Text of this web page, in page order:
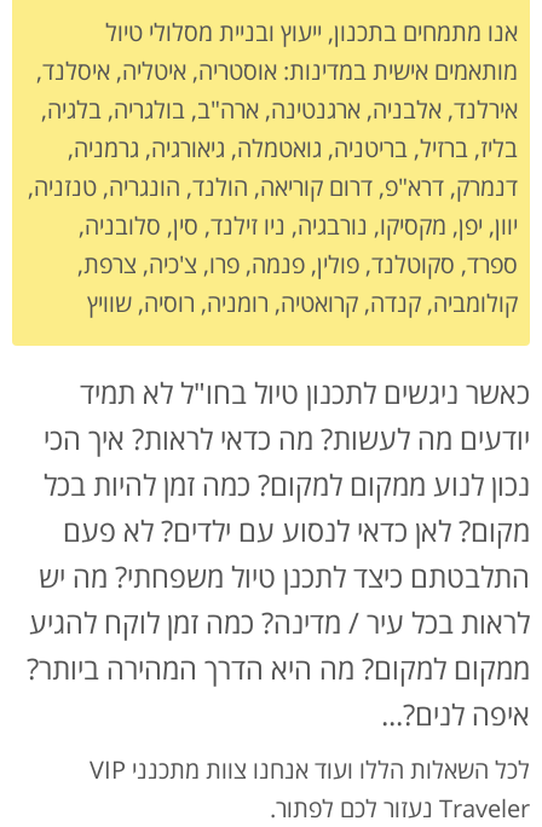
אנו מתמחים בתכנון, ייעוץ ובניית מסלולי טיול
מותאמים אישית במדינות: אוסטריה, איטליה, איסלנד,
אירלנד, אלבניה, ארגנטינה, ארה"ב, בולגריה, בלגיה,
בליז, ברזיל, בריטניה, גואטמלה, גיאורגיה, גרמניה,
דנמרק, דרא"פ, דרום קוריאה, הולנד, הונגריה, טנזניה,
יוון, יפן, מקסיקו, נורבגיה, ניו זילנד, סין, סלובניה,
ספרד, סקוטלנד, פולין, פנמה, פרו, צ'כיה, צרפת,
קולומביה, קנדה, קרואטיה, רומניה, רוסיה, שוויץ
כאשר ניגשים לתכנון טיול בחו"ל לא תמיד
יודעים מה לעשות? מה כדאי לראות? איך הכי
נכון לנוע ממקום למקום? כמה זמן להיות בכל
מקום? לאן כדאי לנסוע עם ילדים? לא פעם
התלבטתם כיצד לתכנן טיול משפחתי? מה יש
לראות בכל עיר / מדינה? כמה זמן לוקח להגיע
ממקום למקום? מה היא הדרך המהירה ביותר?
איפה לנים?...
לכל השאלות הללו ועוד אנחנו צוות מתכנני VIP
Traveler נעזור לכם לפתור.